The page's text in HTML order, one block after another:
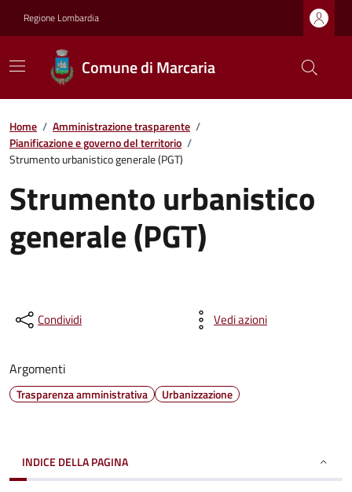
Regione Lombardia
Comune di Marcaria
Home / Amministrazione trasparente /
Pianificazione e governo del territorio /
Strumento urbanistico generale (PGT)
Strumento urbanistico
generale (PGT)
Condividi Vedi azioni
Argomenti
Trasparenza amministrativa Urbanizzazione
INDICE DELLA PAGINA